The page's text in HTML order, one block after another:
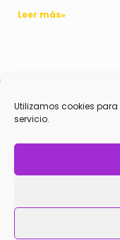
Utilizamos cookies
servicio.
Leer más»
TÉRMINOS Y
Aviso legal
Yoguineando ·